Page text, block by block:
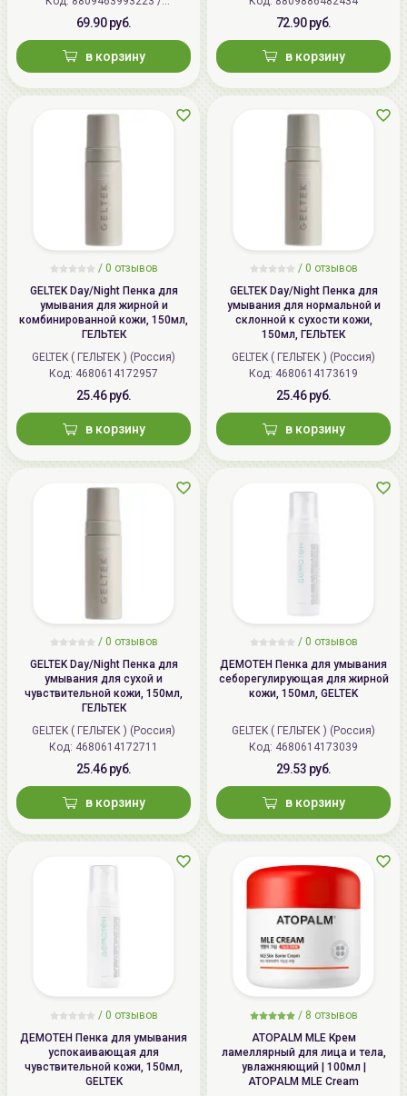
8809541379468
69.90 руб.
в корзину
72.90 руб.
в корзину
/ 0 отзывов
GELTEK Day/Night Пенка для
умывания для жирной и
комбинированной кожи, 150мл,
ГЕЛЬТЕК
GELTEK ( ГЕЛЬТЕК ) (Россия)
Код: 4680614172957
25.46 руб.
в корзину
/ 0 отзывов
GELTEK Day/Night Пенка для
умывания для нормальной и
склонной к сухости кожи,
150мл, ГЕЛЬТЕК
GELTEK ( ГЕЛЬТЕК ) (Россия)
Код: 4680614173619
25.46 руб.
в корзину
/ 0 отзывов
GELTEK Day/Night Пенка для
умывания для сухой и
чувствительной кожи, 150мл,
ГЕЛЬТЕК
GELTEK ( ГЕЛЬТЕК ) (Россия)
Код: 4680614172711
25.46 руб.
в корзину
/ 0 отзывов
ДЕМОТЕН Пенка для умывания
себорегулирующая для жирной
кожи, 150мл, GELTEK
GELTEK ( ГЕЛЬТЕК ) (Россия)
Код: 4680614173039
29.53 руб.
в корзину
/ 0 отзывов
ДЕМОТЕН Пенка для умывания
успокаивающая для
чувствительной кожи, 150мл,
GELTEK
/ 8 отзывов
ATOPALM MLE Крем
ламеллярный для лица и тела,
увлажняющий | 100мл |
ATOPALM MLE Cream